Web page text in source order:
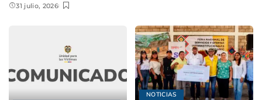
31 julio, 2026
NOTICIAS